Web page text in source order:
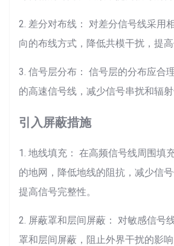
2. 差分对布线： 对差分信号线采用
向的布线方式，降低共模干扰，提高
3. 信号层分布： 信号层的分布应合
的高速信号线，减少信号串扰和辐射
引入屏蔽措施
1. 地线填充： 在高频信号线周围填
的地网，降低地线的阻抗，减少信
提高信号完整性。
2. 屏蔽罩和层间屏蔽： 对敏感信号
罩和层间屏蔽，阻止外界干扰的影